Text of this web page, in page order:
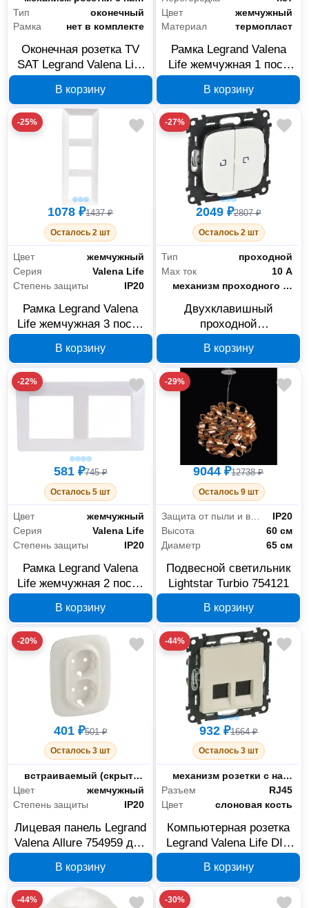
Тип
оконечный
Рамка
нет в комплекте
Оконечная розетка TV
SAT Legrand Valena Life
В корзину
Цвет
жемчужный
Материал
термопласт
Рамка Legrand Valena
Life жемчужная 1 пост
В корзину
-25%
1078 ₽1437 ₽
Осталось 2 шт
Цвет
жемчужный
Серия
Valena Life
Степень защиты
IP20
Рамка Legrand Valena
Life жемчужная 3 поста
В корзину
-27%
2049 ₽2807 ₽
Осталось 2 шт
Тип
проходной
Max ток
10 А
Тип комплектации
механизм проходного переключателя с накладкой
Двухклавишный
проходной
Valena Allure 752709, 10
А, белый
В корзину
-22%
581 ₽745 ₽
Осталось 5 шт
Цвет
жемчужный
Серия
Valena Life
Степень защиты
IP20
Рамка Legrand Valena
Life жемчужная 2 поста
В корзину
-29%
9044 ₽12738 ₽
Осталось 9 шт
Защита от пыли и влаги
IP20
Высота
60 см
Диаметр
65 см
Подвесной светильник
Lightstar Turbio 754121
В корзину
-20%
401 ₽501 ₽
Осталось 3 шт
Монтаж
встраиваемый (скрытый)
Цвет
жемчужный
Степень защиты
IP20
Лицевая панель Legrand
Valena Allure 754959 для
розетки, жемчужная
В корзину
-44%
932 ₽1664 ₽
Осталось 3 шт
Тип комплектации
механизм розетки с накладкой
Разъем
RJ45
Цвет
слоновая кость
Компьютерная розетка
Legrand Valena Life DIY
слоновая кость
В корзину
-44% -30%